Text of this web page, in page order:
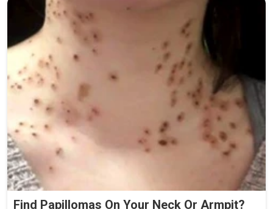
Find Papillomas On Your Neck Or Armpit?